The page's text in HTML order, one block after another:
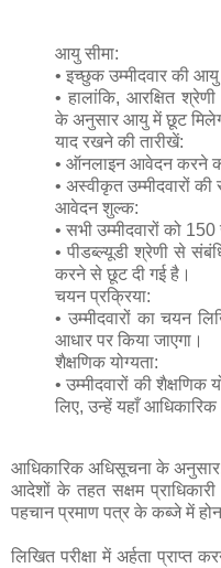
आयु सीमा:
• इच्छुक उम्मीदवार की आयु
• हालांकि, आरक्षित
के अनुसार आयु में छूट
याद रखने की तारीखें:
• ऑनलाइन आवेदन करने
• अस्वीकृत उम्मीदवारों
आवेदन शुल्क:
• सभी उम्मीदवारों को
• पीडब्ल्यूडी श्रेणी से
करने से छूट दी गई है।
चयन प्रक्रिया:
• उम्मीदवारों का चयन
आधार पर किया जाएगा।
शैक्षणिक योग्यता:
• उम्मीदवारों की शैक्षणिक
लिए, उन्हें यहाँ
आधिकारिक अधिसूचना के अनुसार,
आदेशों के तहत सक्षम प्राधिकारी
पहचान प्रमाण पत्र के कब्जे में
लिखित परीक्षा में अर्हता प्राप्त